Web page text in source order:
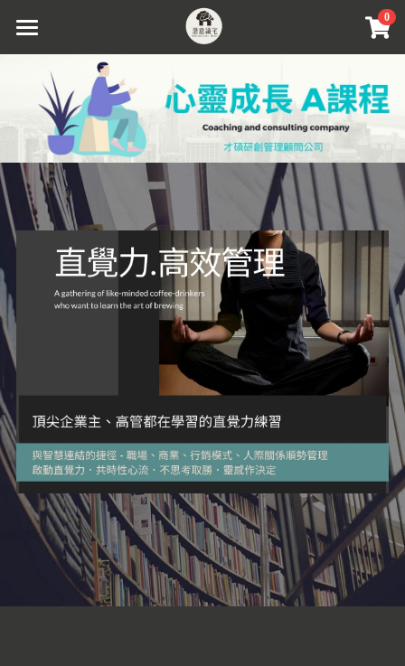
0
首頁關於我們
企業組織課程
協助員工方案
內在整合諮詢
身心靈成長課
文章影音專區
立即預約
×
商品分類
職場溝通
潛意識類別